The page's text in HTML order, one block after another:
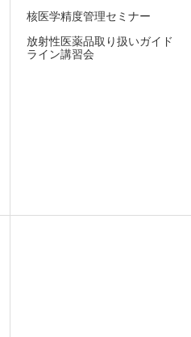
核医学精度管理セミナー
放射性医薬品取り扱いガイド
ライン講習会